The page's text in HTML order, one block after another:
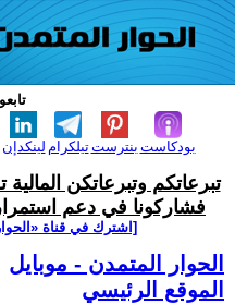
لينكدإن تيلكرامبنترست بودكاست
تبرعاتكم وتبرعاتكن
فشاركونا في دعم
[اشترك في قناة
الحوار المتمدن - موبايل
الموقع الرئيسي